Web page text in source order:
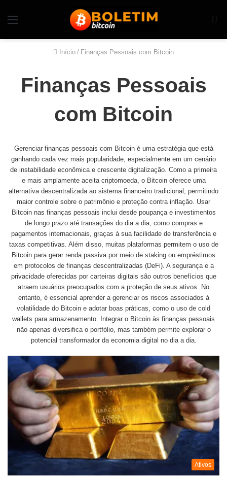
Início / Finanças Pessoais com Bitcoin
Finanças Pessoais
com Bitcoin
Gerenciar finanças pessoais com Bitcoin é uma estratégia que está
ganhando cada vez mais popularidade, especialmente em um cenário
de instabilidade econômica e crescente digitalização. Como a primeira
e mais amplamente aceita criptomoeda, o Bitcoin oferece uma
alternativa descentralizada ao sistema financeiro tradicional, permitindo
maior controle sobre o patrimônio e proteção contra inflação. Usar
Bitcoin nas finanças pessoais inclui desde poupança e investimentos
de longo prazo até transações do dia a dia, como compras e
pagamentos internacionais, graças à sua facilidade de transferência e
taxas competitivas. Além disso, muitas plataformas permitem o uso de
Bitcoin para gerar renda passiva por meio de staking ou empréstimos
em protocolos de finanças descentralizadas (DeFi). A segurança e a
privacidade oferecidas por carteiras digitais são outros benefícios que
atraem usuários preocupados com a proteção de seus ativos. No
entanto, é essencial aprender a gerenciar os riscos associados à
volatilidade do Bitcoin e adotar boas práticas, como o uso de cold
wallets para armazenamento. Integrar o Bitcoin às finanças pessoais
não apenas diversifica o portfólio, mas também permite explorar o
potencial transformador da economia digital no dia a dia.
Ativos